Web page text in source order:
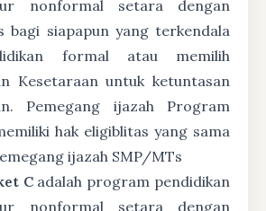
nonformal setara dengan
bagi siapapun yang terkendala
formal atau memilih
Kesetaraan untuk ketuntasan
Pemegang ijazah Program
hak eligiblitas yang sama
ijazah SMP/MTs
Cadalah program pendidikan
nonformal setara dengan